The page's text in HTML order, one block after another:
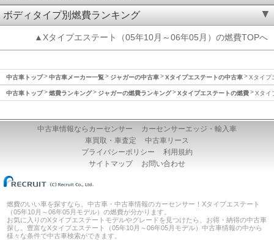
ボディタイプ別燃費ランキング
▲Xタイプエステート（05年10月～06年05月）の燃費TOPへ
中古車トップ 中古車メーカー一覧 ジャガーの中古車 Xタイプエステートの中古車 Xタイプ
中古車トップ 燃費ランキング ジャガーの燃費ランキング Xタイプエステートの燃費 Xタイ
中古車情報ならカーセンサー
カーセンサーエッジ・輸入車
車買取・車査定
中古車リース
プライバシーポリシー
利用規約
サイトマップ
お問い合わせ
燃費のいい車を探すなら、中古車・中古車情報のカーセンサー！Xタイプエステート
（05年10月～06年05月モデル）の燃費が分かります。
お気に入りのXタイプエステートモデルやグレードを見つけたら、お得・納得の中古車
探し。豊富なXタイプエステート（05年10月～06年05月モデル）中古車情報の中から
様々な条件で中古車検索ができます。